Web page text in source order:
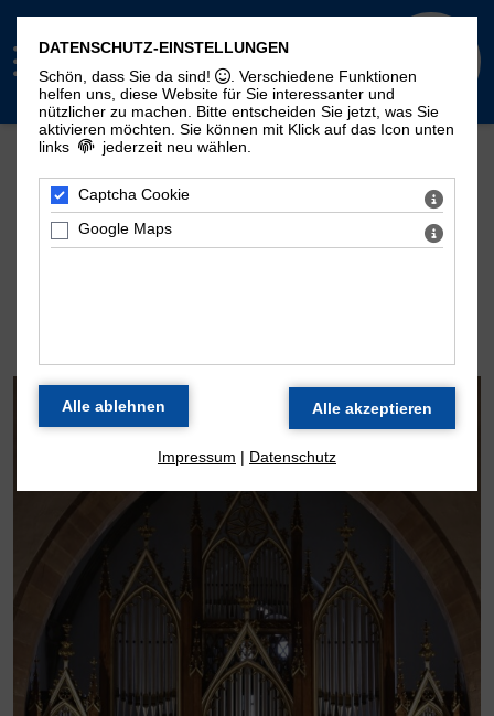
Mehr Seiten zum Thema "Moritzorgel":
Geschichte
Zeitstrahl
Disposition
Kontakt
DATENSCHUTZ-EINSTELLUNGEN
Schön, dass Sie da sind!
. Verschiedene Funktionen
helfen uns, diese Website für Sie interessanter und
nützlicher zu machen.
Bitte entscheiden Sie jetzt, was Sie
aktivieren möchten. Sie können mit Klick auf das Icon unten
links
jederzeit neu wählen.
Captcha Cookie
Google Maps
Impressum | Datenschutz